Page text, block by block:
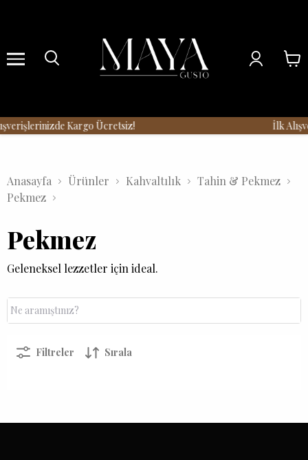
Kargo Ücretsiz! İlk
Anasayfa Ürünler Kahvaltılık
Tahin & Pekmez
Pekmez
Pekmez
Geleneksel lezzetler için ideal.
Filtreler Sırala